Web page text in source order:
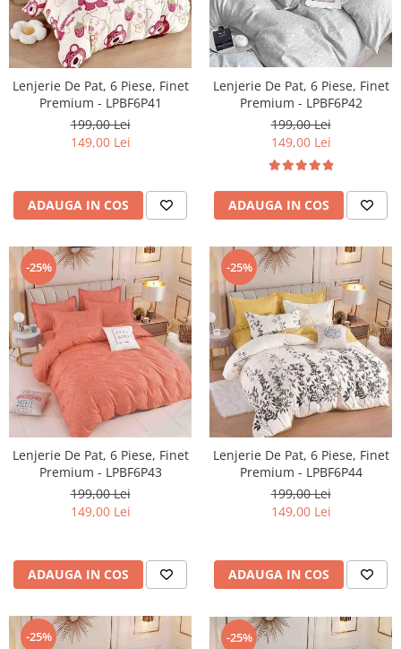
Lenjerie De Pat, 6 Piese, Finet
Premium - LPBF6P41
199,00 Lei
149,00 Lei
ADAUGA IN COS
Lenjerie De Pat, 6 Piese, Finet
Premium - LPBF6P42
199,00 Lei
149,00 Lei
ADAUGA IN COS
-25%
Lenjerie De Pat, 6 Piese, Finet
Premium - LPBF6P43
199,00 Lei
149,00 Lei
ADAUGA IN COS
-25%
Lenjerie De Pat, 6 Piese, Finet
Premium - LPBF6P44
199,00 Lei
149,00 Lei
ADAUGA IN COS
-25% -25%